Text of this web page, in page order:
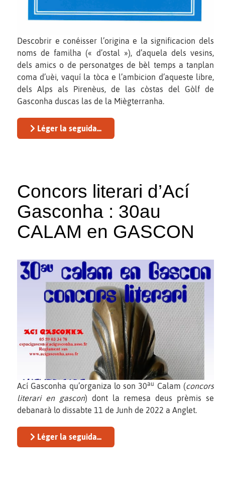
Descobrir e conéisser l’origina e la significacion dels
noms de familha (« d’ostal »), d’aquela dels vesins,
dels amics o de personatges de bèl temps a tanplan
coma d’uèi, vaquí la tòca e l’ambicion d’aqueste libre,
dels Alps als Pirenèus, de las còstas del Gòlf de
Gasconha duscas las de la Miègterranha.
Léger la seguida...
Concors literari d’Ací
Gasconha : 30au
CALAM en GASCON
Ací Gasconha qu’organiza lo son 30au Calam (concors
literari en gascon) dont la remesa deus prèmis se
debanarà lo dissabte 11 de Junh de 2022 a Anglet.
Léger la seguida...